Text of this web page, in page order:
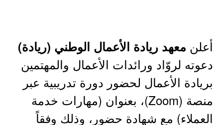
أعلن معهد ريادة الأعمال الوطني (ريادة)
دعوته لروّاد ورائدات الأعمال والمهتمين
بريادة الأعمال لحضور دورة تدريبية عبر
منصة (Zoom)، بعنوان (مهارات خدمة
العملاء) مع شهادة حضور، وذلك وفقاً